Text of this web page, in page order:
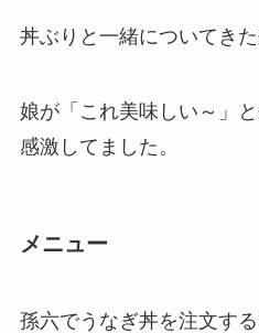
丼ぶりと一緒についてきた
娘が「これ美味しい～」
感激してました。
メニュー
孫六でうなぎ丼を注文す